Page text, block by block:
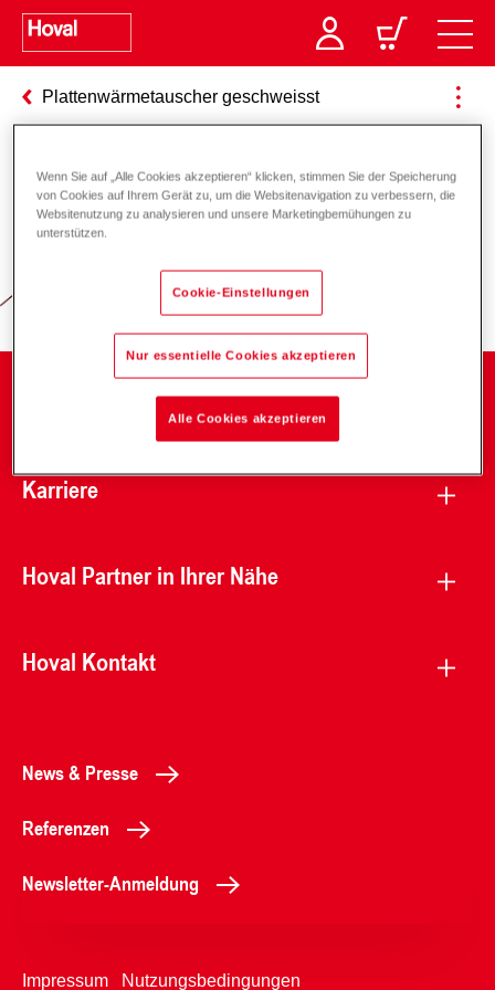
Plattenwärmetauscher geschweisst
Verantwortung für Energie und
Karriere
Hoval Partner in Ihrer Nähe
Hoval Kontakt
News & Presse
Referenzen
Newsletter-Anmeldung
Impressum Nutzungsbedingungen
Wenn Sie auf „Alle Cookies akzeptieren“ klicken, stimmen Sie der Speicherung
von Cookies auf Ihrem Gerät zu, um die Websitenavigation zu verbessern, die
Websitenutzung zu analysieren und unsere Marketingbemühungen zu
unterstützen.
Cookie-Einstellungen
Nur essentielle Cookies akzeptieren
Alle Cookies akzeptieren